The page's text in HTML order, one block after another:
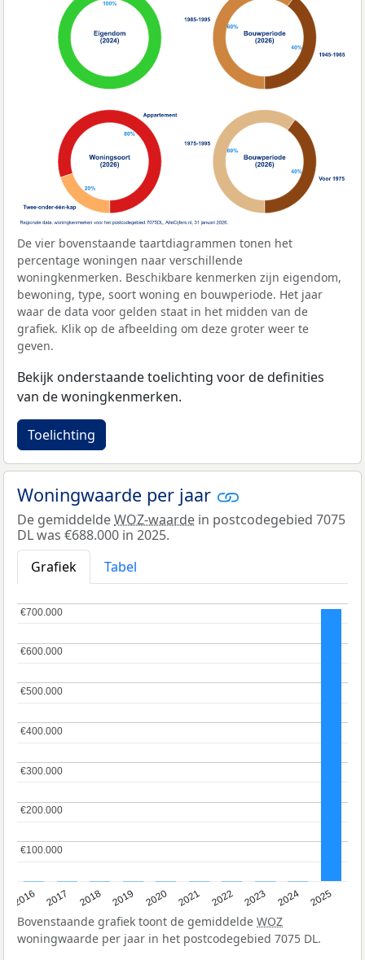
De vier bovenstaande taartdiagrammen tonen het
percentage woningen naar verschillende
woningkenmerken. Beschikbare kenmerken zijn eigendom,
bewoning, type, soort woning en bouwperiode. Het jaar
waar de data voor gelden staat in het midden van de
grafiek. Klik op de afbeelding om deze groter weer te
geven.
Bekijk onderstaande toelichting voor de definities
van de woningkenmerken.
Toelichting
Woningwaarde per jaar
De gemiddeldeWOZ-waarde in postcodegebied 7075
DL was €688.000 in 2025.
Grafiek
Tabel
2016 2017 2018 2019 2020 2021 2022 2023 2024 2025
€100.000
€100.000
€200.000
€200.000
€300.000
€300.000
€400.000
€400.000
€500.000
€500.000
€600.000
€600.000
€700.000
€700.000
Bovenstaande grafiek toont de gemiddelde WOZ
woningwaarde per jaar in het postcodegebied 7075 DL.